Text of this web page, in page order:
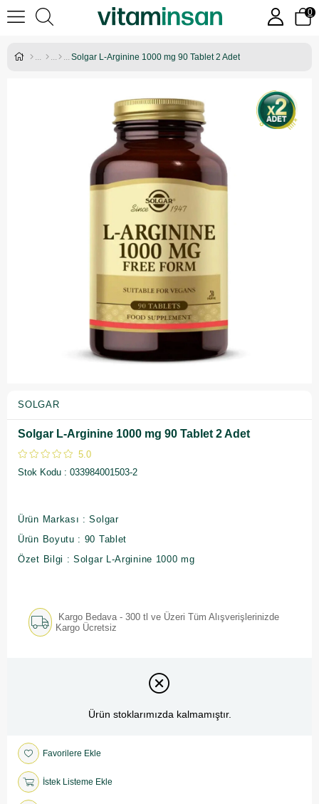
0
Solgar L-Arginine 1000 mg 90 Tablet 2 Adet
SOLGAR
Solgar L-Arginine 1000 mg 90 Tablet 2 Adet
5.0
Stok Kodu
033984001503-2
Ürün Markası : Solgar
Ürün Boyutu : 90 Tablet
Özet Bilgi : Solgar L-Arginine 1000 mg
Kargo Bedava - 300 tl ve Üzeri Tüm Alışverişlerinizde
Kargo Ücretsiz
Ürün stoklarımızda kalmamıştır.
Favorilere Ekle
İstek Listeme Ekle